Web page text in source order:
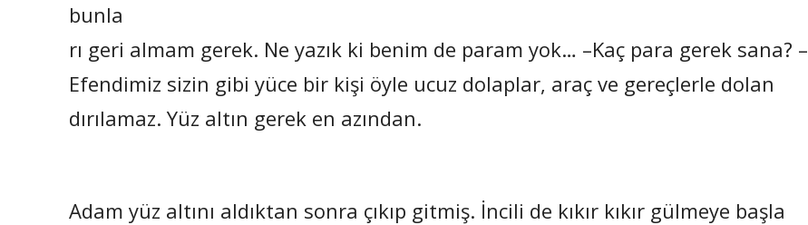
bunla
rı geri almam gerek. Ne yazık ki benim de param yok… –Kaç para gerek sana? –
Efendimiz sizin gibi yüce bir kişi öyle ucuz dolaplar, araç ve gereçlerle dolan
dırılamaz. Yüz altın gerek en azından.
Adam yüz altını aldıktan sonra çıkıp gitmiş. İncili de kıkır kıkır gülmeye başla